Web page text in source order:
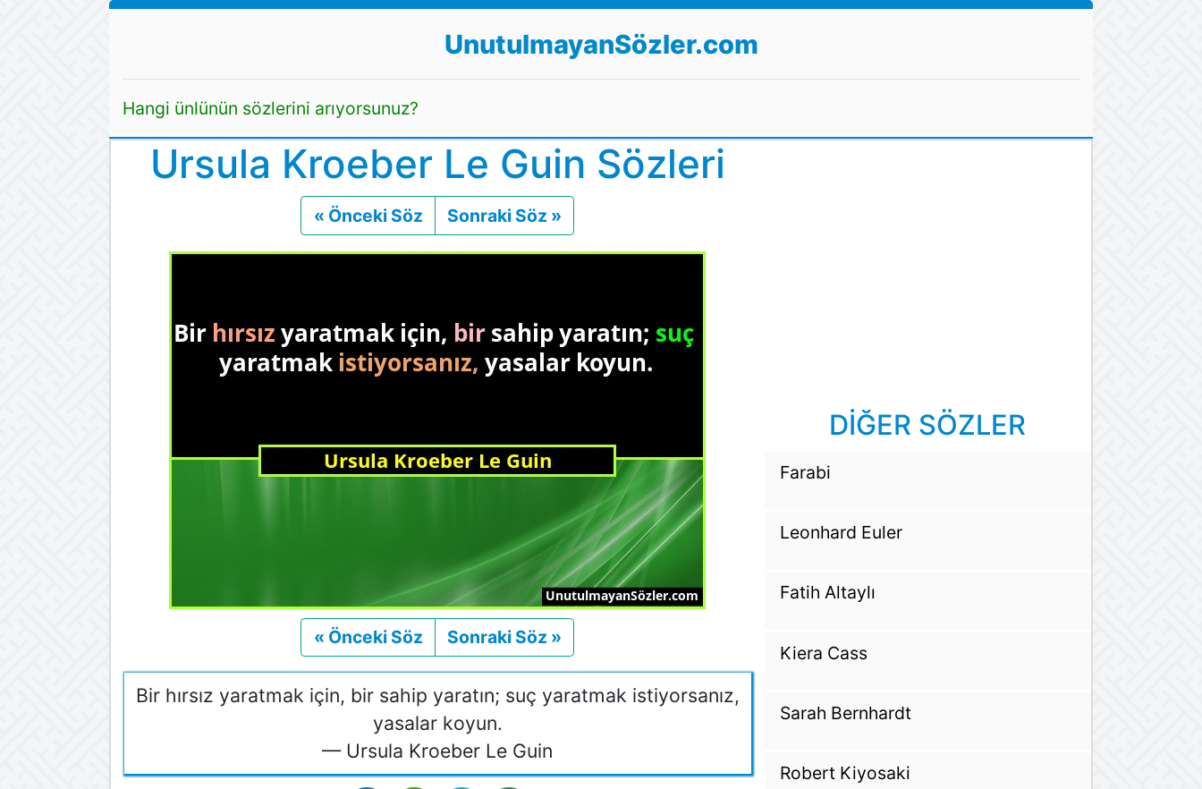
UnutulmayanSözler.com
Hangi ünlünün sözlerini arıyorsunuz?
Ursula Kroeber Le Guin Sözleri
« Önceki Söz Önceki
Sonraki Söz »
« Önceki Söz Önceki
Sonraki Söz »
Bir hırsız yaratmak için, bir sahip yaratın; suç yaratmak istiyorsanız,
yasalar koyun.
— Ursula Kroeber Le Guin
DİĞER SÖZLER
Farabi
Leonhard Euler
Fatih Altaylı
Kiera Cass
Sarah Bernhardt
Robert Kiyosaki